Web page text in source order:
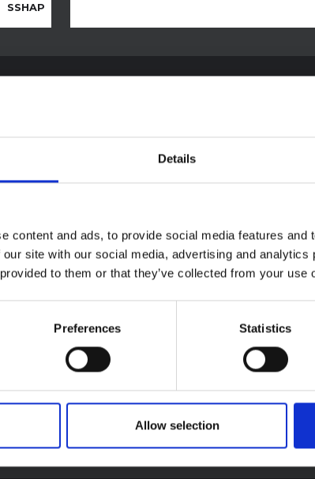
Details
content and ads, to provide social media features and
site with our social media, advertising and
to them or that they’ve collected from your use
Preferences Statistics
Allow selection
SSHAP
والدعم النفسي الاجتماعي، شمال
الكونغو الديمقراطية
بما في ذلك التوصيات لتعزيز الصحة العقلية والاستجابة